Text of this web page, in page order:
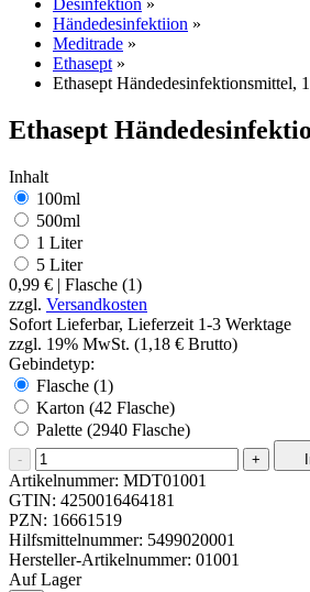
Desinfektion »
Händedesinfektiion »
Meditrade »
Ethasept »
Ethasept Händedesinfektionsmittel,
Ethasept
Inhalt
100ml
500ml
1 Liter
5 Liter
0,99 € | Flasche (1)
zzgl. Versandkosten
Sofort Lieferbar, Lieferzeit 1-3 Werktage
zzgl. 19% MwSt. (1,18 € Brutto)
Gebindetyp:
Flasche (1)
Karton (42 Flasche)
Palette (2940 Flasche)
- +
Artikelnummer: MDT01001
GTIN: 4250016464181
PZN: 16661519
Hilfsmittelnummer: 5499020001
Hersteller-Artikelnummer: 01001
Auf Lager